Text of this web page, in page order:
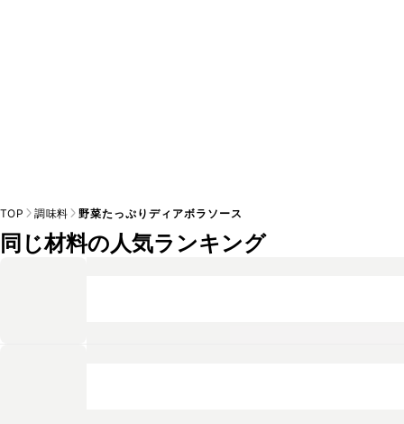
TOP 調味料 野菜たっぷりディアボラソース
同じ材料の人気ランキング